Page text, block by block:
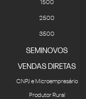
1500
2500
3500
SEMINOVOS
VENDAS DIRETAS
CNPJ e Microempresário
Produtor Rural